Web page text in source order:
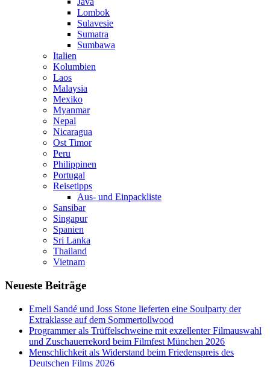
Lombok
Sulavesie
Sumatra
Sumbawa
Italien
Kolumbien
Laos
Malaysia
Mexiko
Myanmar
Nepal
Nicaragua
Ost Timor
Peru
Philippinen
Portugal
Reisetipps
Aus- und Einpackliste
Sansibar
Singapur
Spanien
Sri Lanka
Thailand
Vietnam
Neueste Beiträge
Emeli Sandé und Joss Stone lieferten eine Soulparty der
Extraklasse auf dem Sommertollwood
Programmer als Trüffelschweine mit exzellenter Filmauswahl
und Zuschauerrekord beim Filmfest München 2026
Menschlichkeit als Widerstand beim Friedenspreis des
Deutschen Films 2026